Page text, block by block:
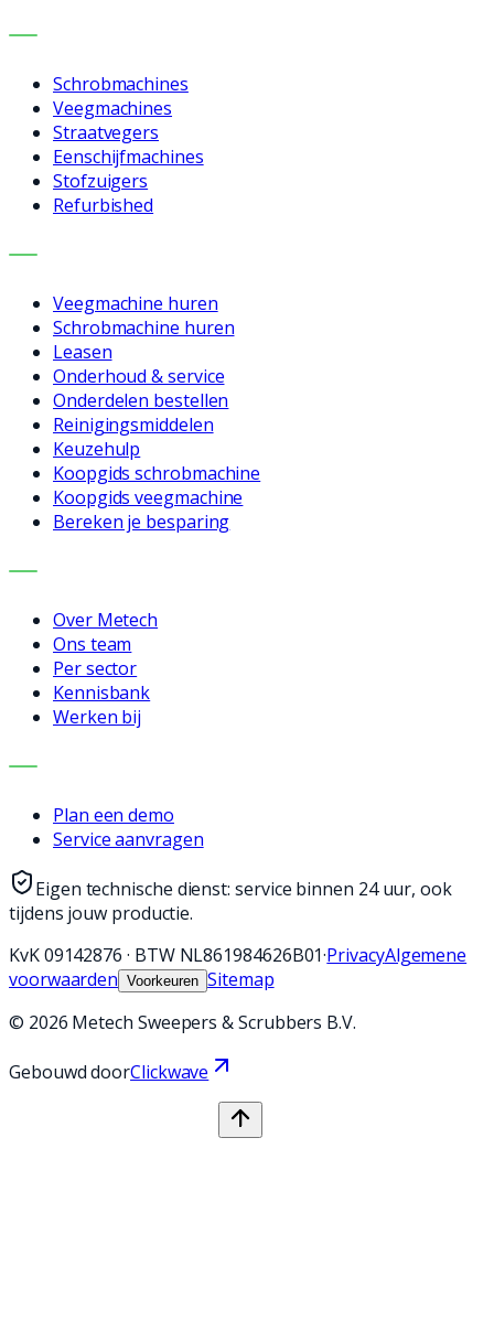
MACHINES
Schrobmachines
Veegmachines
Straatvegers
Eenschijfmachines
Stofzuigers
Refurbished
DIENSTEN
Veegmachine huren
Schrobmachine huren
Leasen
Onderhoud & service
Onderdelen bestellen
Reinigingsmiddelen
Keuzehulp
Koopgids schrobmachine
Koopgids veegmachine
Bereken je besparing
BEDRIJF
Over Metech
Ons team
Per sector
Kennisbank
Werken bij
CONTACT
Plan een demo
Service aanvragen
Eigen technische dienst: service binnen 24 uur, ook
tijdens jouw productie.
KvK09142876 · BTW NL861984626B01·PrivacyAlgemene
voorwaarden Voorkeuren Sitemap
© 2026 Metech Sweepers & Scrubbers B.V.
Gebouwd doorClickwave